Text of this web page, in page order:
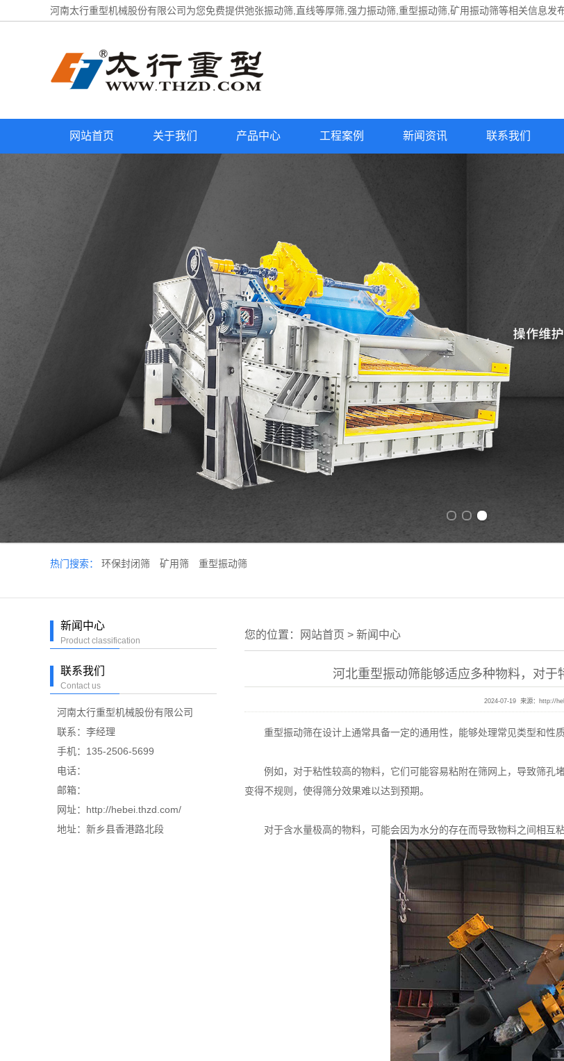
河南太行重型机械股份有限公司为您免费提供弛张振动筛 ,直线等厚筛,强力振动筛,重型振动筛,矿用振动筛等相关信息发
网站首页 关于我们 产品中心 工程案例 新闻资讯 联系我们
热门搜索： 环保封闭筛 矿用筛 重型振动筛
新闻中心
Product classification
联系我们
Contact us
河南太行重型机械股份有限公司
联系：李经理
手机：135-2506-5699
电话：
邮箱：
网址：http://hebei.thzd.com/
地址：新乡县香港路北段
您的位置： 网站首页 > 新闻中心
河北重型振动筛能够适应多种物料，对于
2024-07-19 来源： http://
重型振动筛在设计上通常具备一定的通用性，能够处理常见类型和性质
例如，对于粘性较高的物料，它们可能容易粘附在筛网上，导致筛孔
变得不规则，使得筛分效果难以达到预期。
对于含水量极高的物料，可能会因为水分的存在而导致物料之间相互粘